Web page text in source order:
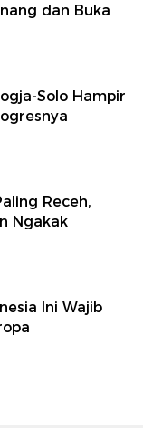
dan Buka
Solo Hampir
Receh,
Ngakak
Ini Wajib